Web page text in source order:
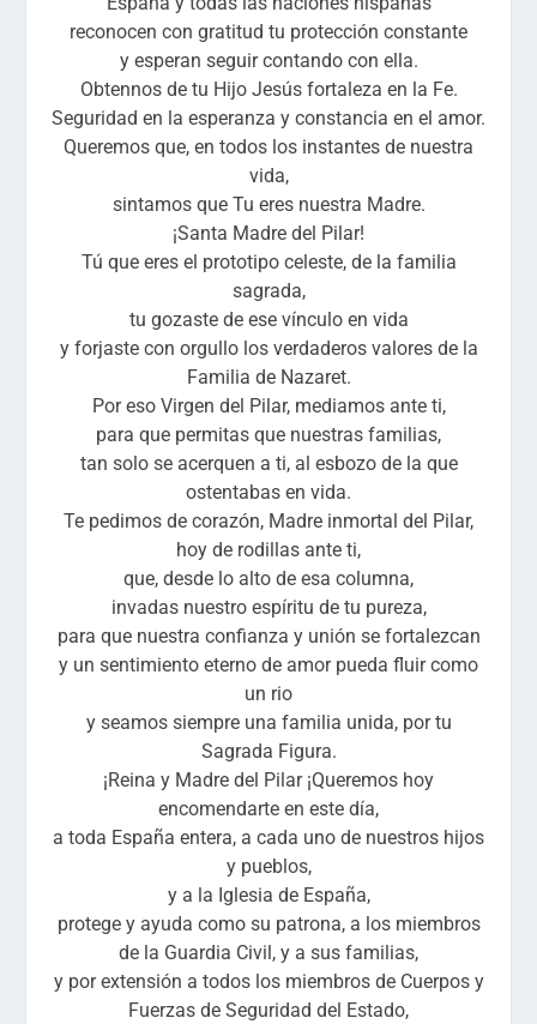
reconocen con gratitud tu protección constante
y esperan seguir contando con ella.
Obtennos de tu Hijo Jesús fortaleza en la Fe.
Seguridad en la esperanza y constancia en el amor.
Queremos que, en todos los instantes de nuestra
vida,
sintamos que Tu eres nuestra Madre.
¡Santa Madre del Pilar!
Tú que eres el prototipo celeste, de la familia
sagrada,
tu gozaste de ese vínculo en vida
y forjaste con orgullo los verdaderos valores de la
Familia de Nazaret.
Por eso Virgen del Pilar, mediamos ante ti,
para que permitas que nuestras familias,
tan solo se acerquen a ti, al esbozo de la que
ostentabas en vida.
Te pedimos de corazón, Madre inmortal del Pilar,
hoy de rodillas ante ti,
que, desde lo alto de esa columna,
invadas nuestro espíritu de tu pureza,
para que nuestra confianza y unión se fortalezcan
y un sentimiento eterno de amor pueda fluir como
un rio
y seamos siempre una familia unida, por tu
Sagrada Figura.
¡Reina y Madre del Pilar ¡Queremos hoy
encomendarte en este día,
a toda España entera, a cada uno de nuestros hijos
y pueblos,
y a la Iglesia de España,
protege y ayuda como su patrona, a los miembros
de la Guardia Civil, y a sus familias,
y por extensión a todos los miembros de Cuerpos y
Fuerzas de Seguridad del Estado,